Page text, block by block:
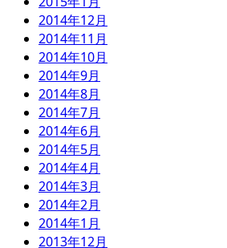
2014年12月
2014年11月
2014年10月
2014年9月
2014年8月
2014年7月
2014年6月
2014年5月
2014年4月
2014年3月
2014年2月
2014年1月
2013年12月